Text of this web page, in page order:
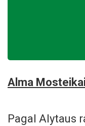
Alma
Pagal Alytaus